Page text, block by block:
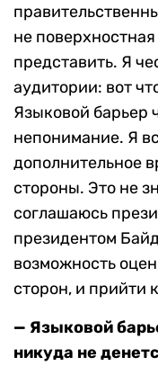
не
представить. Я
аудитории: вот
Языковой барьер
непонимание. Я
дополнительное
стороны. Это не
соглашаюсь
президентом
возможность
сторон, и прийти
— Языковой
никуда не